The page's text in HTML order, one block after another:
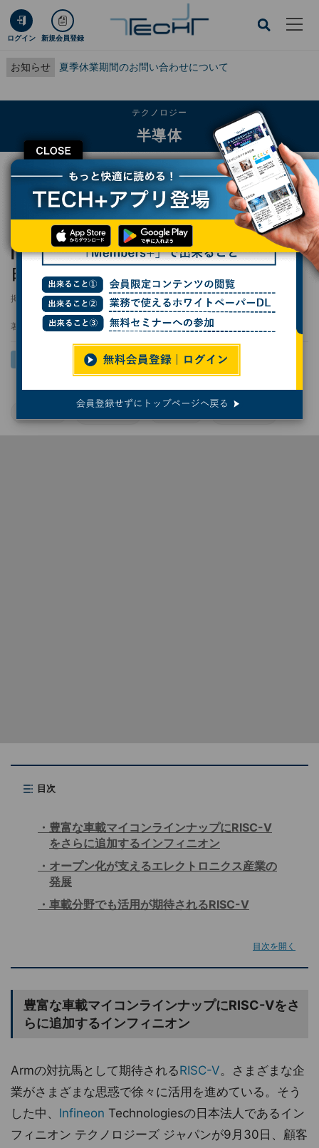
ログイン 新規会員登録
お知らせ 夏季休業期間のお問い合わせについて
CLOSE
テクノロジー
半導体
TECH+ テクノロジー
半導体
Infineonが目指す車載分野でのRISC-V活用、日本でもオープンな連携を模索
Infineonが目指す車載分野でのRISC-V活用、
日本でもオープンな連携を模索
掲載日 2025/10/08 06:30
著者： 小林行雄
目次
豊富な車載マイコンラインナップにRISC-V
をさらに追加するインフィニオン
オープン化が支えるエレクトロニクス産業の
発展
車載分野でも活用が期待されるRISC-V
目次を開く
豊富な車載マイコンラインナップにRISC-Vをさ
らに追加するインフィニオン
Armの対抗馬として期待されるRISC-V。さまざまな企
業がさまざまな思惑で徐々に活用を進めている。そう
した中、 Infineon Technologiesの日本法人であるイン
フィニオン テクノロジーズ ジャパンが9月30日、顧客